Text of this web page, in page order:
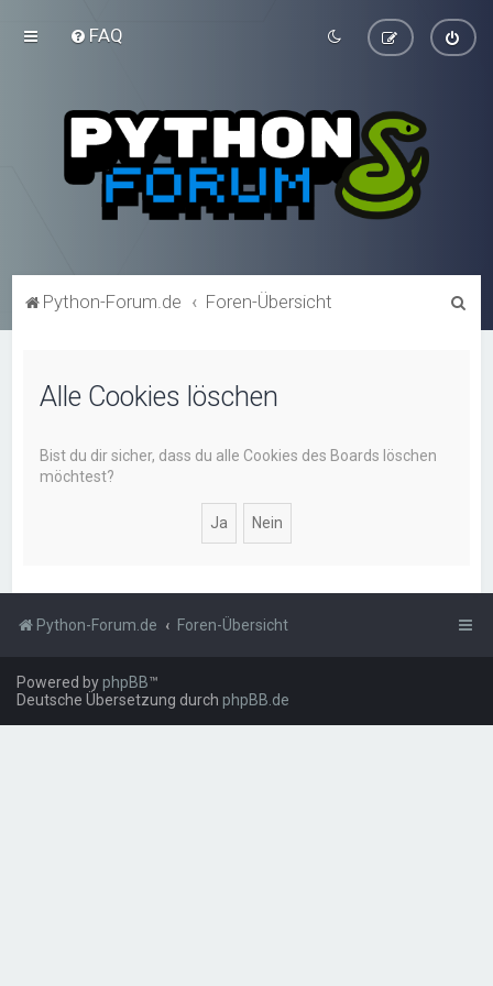
FAQ
Python-Forum.de Foren-Übersicht
Alle Cookies löschen
Bist du dir sicher, dass du alle Cookies des Boards löschen
möchtest?
Python-Forum.de Foren-Übersicht
Powered byphpBB™
Deutsche Übersetzung durch phpBB.de